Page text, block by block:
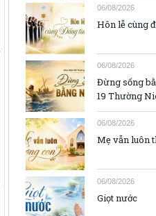
06/08/2026
Hôn lễ cùng
06/08/2026
Đừng sống
19 Thường
06/08/2026
Mẹ vẫn luôn
06/08/2026
Giọt nước